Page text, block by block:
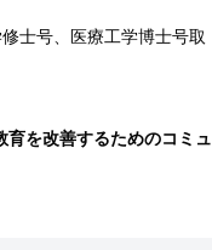
士号、医療工学博士号取
育を改善するためのコミュ
んでいる方。
けど、日常でどのように